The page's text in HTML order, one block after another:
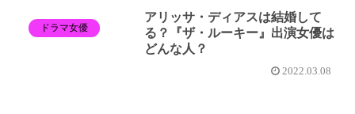
ドラマ女優
アリッサ・ディアスは結婚して
る？『ザ・ルーキー』出演女優は
どんな人？
2022.03.08